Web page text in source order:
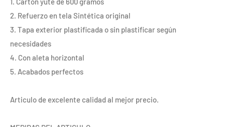
2. Refuerzo en tela Sintética original
3. Tapa exterior plastificada o sin plastificar según
necesidades
4. Con aleta horizontal
5. Acabados perfectos
Articulo de excelente calidad al mejor precio.